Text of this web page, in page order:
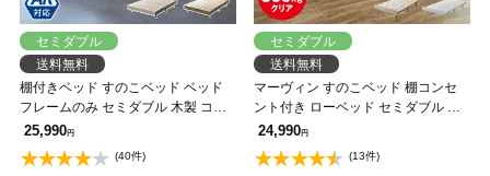
セミダブル
送料無料
棚付きベッド すのこベッド ベッド
フレームのみ セミダブル 木製 コン
セント ベッド おしゃれ 宮付きベッ
ド 脚付きベッド アーヴィング 【大
型家具配送】
25,990円
(40件)
セミダブル
送料無料
マーヴィン すのこベッド 棚コンセ
ント付き ローベッド セミダブル ベ
ッドフレーム 木製 頑丈 耐荷重
500kgクリア 高さ3段階 低ホルムア
ルデヒド
24,990円
(13件)